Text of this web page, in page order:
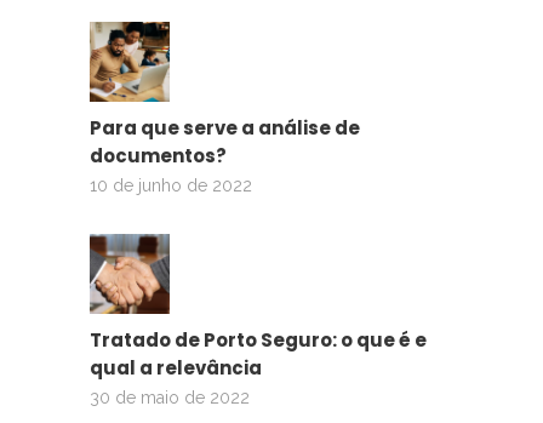
Para que serve a análise de
documentos?
10 de junho de 2022
Tratado de Porto Seguro: o que é e
qual a relevância
30 de maio de 2022